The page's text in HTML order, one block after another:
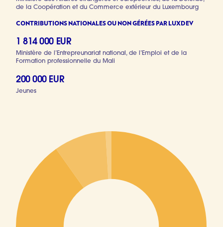
de la Coopération et du Commerce extérieur du Luxembourg
CONTRIBUTIONS NATIONALES OU NON GÉRÉES PAR LUXDEV
1 814 000 EUR
Ministère de l’Entrepreunariat national, de l’Emploi et de la
Formation professionnelle du Mali
200 000 EUR
Jeunes